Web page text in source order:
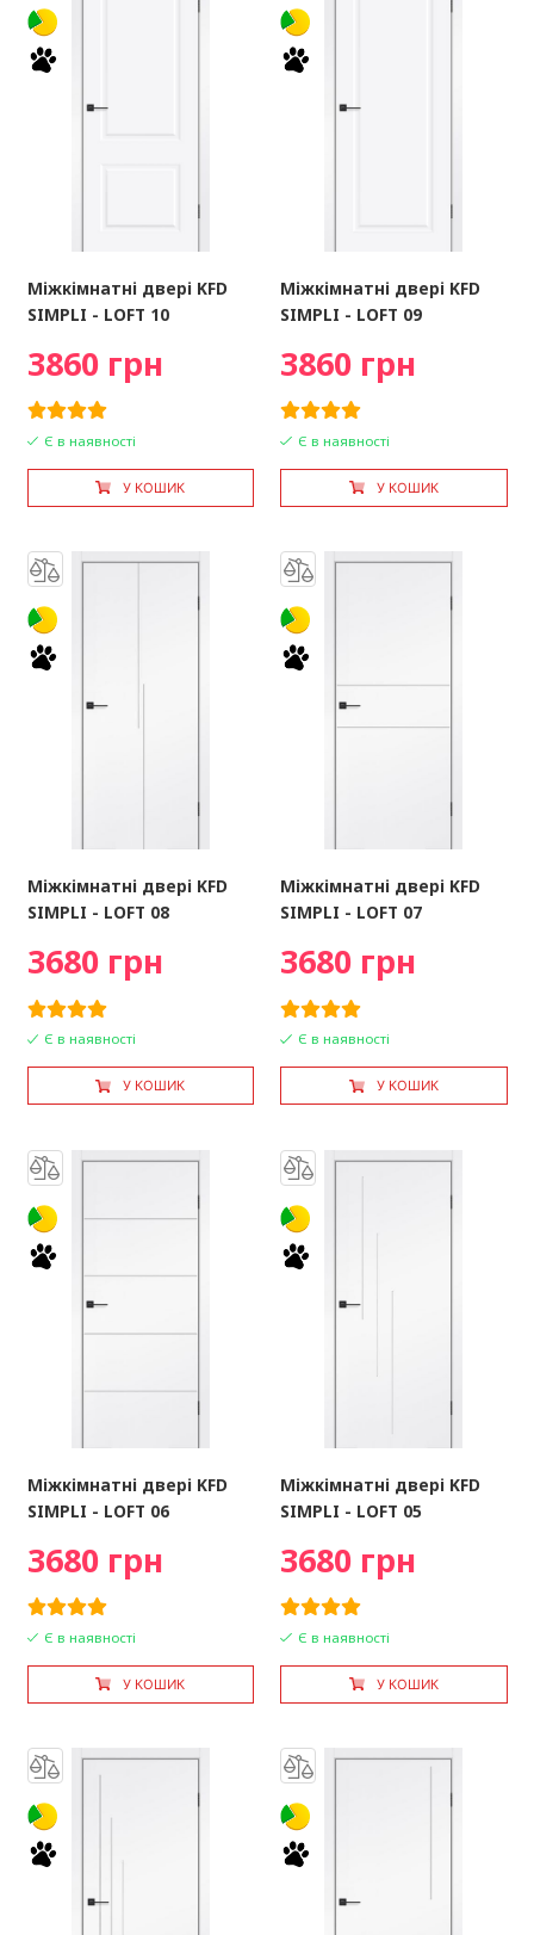
Міжкімнатні двері KFD
SIMPLI - LOFT 10
3860 грн
Є в наявності
У КОШИК
Міжкімнатні двері KFD
SIMPLI - LOFT 09
3860 грн
Є в наявності
У КОШИК
Міжкімнатні двері KFD
SIMPLI - LOFT 08
3680 грн
Є в наявності
У КОШИК
Міжкімнатні двері KFD
SIMPLI - LOFT 07
3680 грн
Є в наявності
У КОШИК
Міжкімнатні двері KFD
SIMPLI - LOFT 06
3680 грн
Є в наявності
У КОШИК
Міжкімнатні двері KFD
SIMPLI - LOFT 05
3680 грн
Є в наявності
У КОШИК